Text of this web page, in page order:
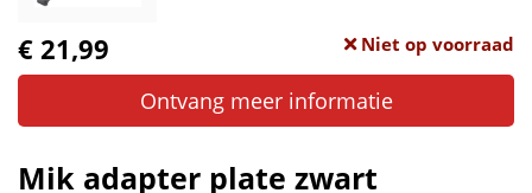
€ 21,99 Niet op voorraad
Ontvang meer informatie
Mik adapter plate zwart